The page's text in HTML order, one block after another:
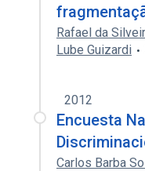
Rafael da
Lube Guizardi
2012
Encuesta
Carlos Barba